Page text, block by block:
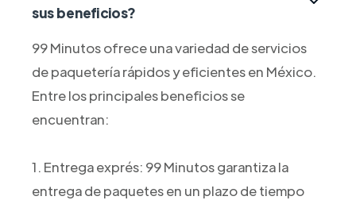
sus beneficios?
99 Minutos ofrece una variedad de servicios
de paquetería rápidos y eficientes en México.
Entre los principales beneficios se
encuentran:
1. Entrega exprés: 99 Minutos garantiza la
entrega de paquetes en un plazo de tiempo